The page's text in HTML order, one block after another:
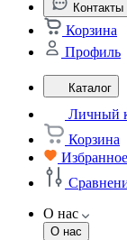
Контакты
Корзина
Профиль
Каталог
Личный
Корзина
Избранное
О нас
О нас